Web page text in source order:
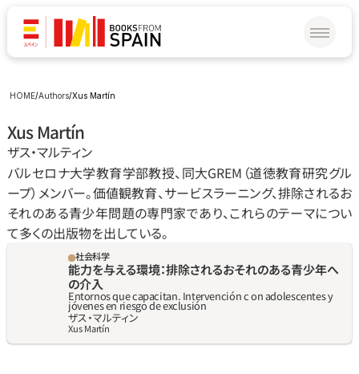
HOME/Authors/Xus Martín
Xus Martín
ザス‧マルティン
バルセロナ大学教育学部教授、同大GREM（道徳教育研究グル
ープ）メンバー。価値観教育、サービスラーニング、排除されるお
それのある青少年問題の専門家であり、これらのテーマについ
て多くの出版物を出している。
社会科学
能力を与える環境：排除されるおそれのある青少年へ
の介入
Entornos que capacitan. Intervención c on adolescentes y
jóvenes en riesgo de exclusión
ザス‧マルティン
Xus Martín